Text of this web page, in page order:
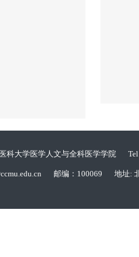
科大学医学人文与全科医学学院
邮编：100069 地址: